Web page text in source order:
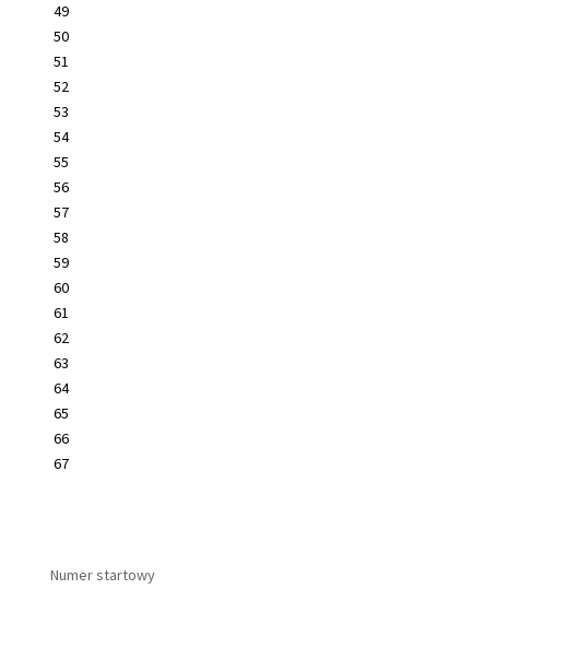
49
50
51
52
53
54
55
56
57
58
59
60
61
62
63
64
65
66
67
Numer startowy